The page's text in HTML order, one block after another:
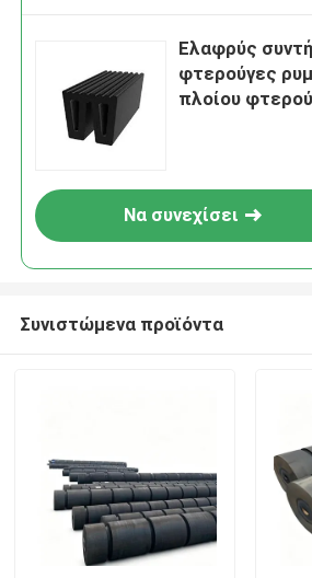
Ελαφρύς
φτερούγες
πλοίου
Να συνεχίσει
Συνιστώμενα προϊόντα